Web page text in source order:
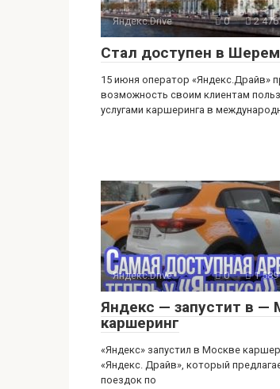
Яндекс.Drive 0 2
Стал доступен в
15 июня оператор «Яндекс.Драйв»
возможность своим клиентам
услугами каршеринга в
Яндекс.Drive 0 1
Яндекс — запустит в —
каршеринг
«Яндекс» запустил в Москве
«Яндекс. Драйв», который
поездок по